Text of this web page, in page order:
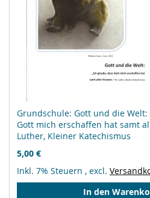
Grundschule: Gott und die Welt:
Gott mich erschaffen hat samt
Luther, Kleiner Katechismus
5,00 €
Inkl. 7% Steuern , excl.
In den